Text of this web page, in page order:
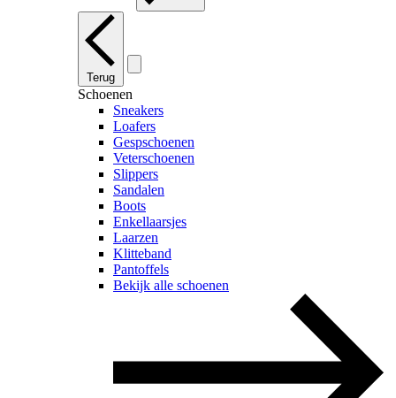
Terug
Schoenen
Sneakers
Loafers
Gespschoenen
Veterschoenen
Slippers
Sandalen
Boots
Enkellaarsjes
Laarzen
Klitteband
Pantoffels
Bekijk alle schoenen